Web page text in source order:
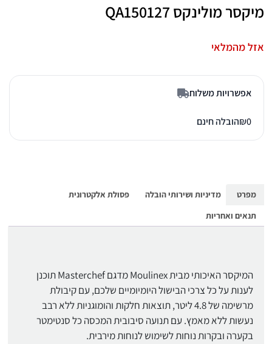
מיקסר מולינקס QA150127
אזל מהמלאי
אפשרויות משלוח
₪0 הובלה חינם
מפרט מדיניות ושירותי הובלה
פסולת אלקטרונית
תנאים ואחריות
המיקסר האיכותי מבית Moulinex מדגם Masterchef תוכנן
לענות על כל צרכי הבישול היומיומיים שלכם, עם קיבולת
מרשימה של 4.8 ליטר, תוצאות חלקות והומוגניות ללא רבב
נעשות ללא מאמץ. עם תנועה סיבובית המכסה כל סנטימטר
בקערה ובקרות נוחות לשימוש לנוחות מירבית.